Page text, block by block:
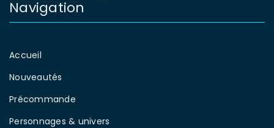
Navigation
Accueil
Nouveautés
Précommande
Personnages & univers